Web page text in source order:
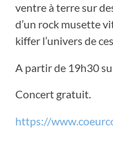
ventre à terre sur
d’un rock musette
kiffer l’univers de
A partir de 19h30
Concert gratuit.
https://